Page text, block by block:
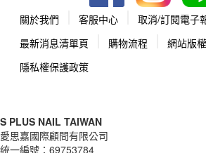
關於我們 客服中心
取消/訂閱電子
最新消息清單頁
購物流程 網站版權
隱私權保護政策
S PLUS NAIL TAIWAN
愛思嘉國際顧問有限公司
統一編號： 69753784